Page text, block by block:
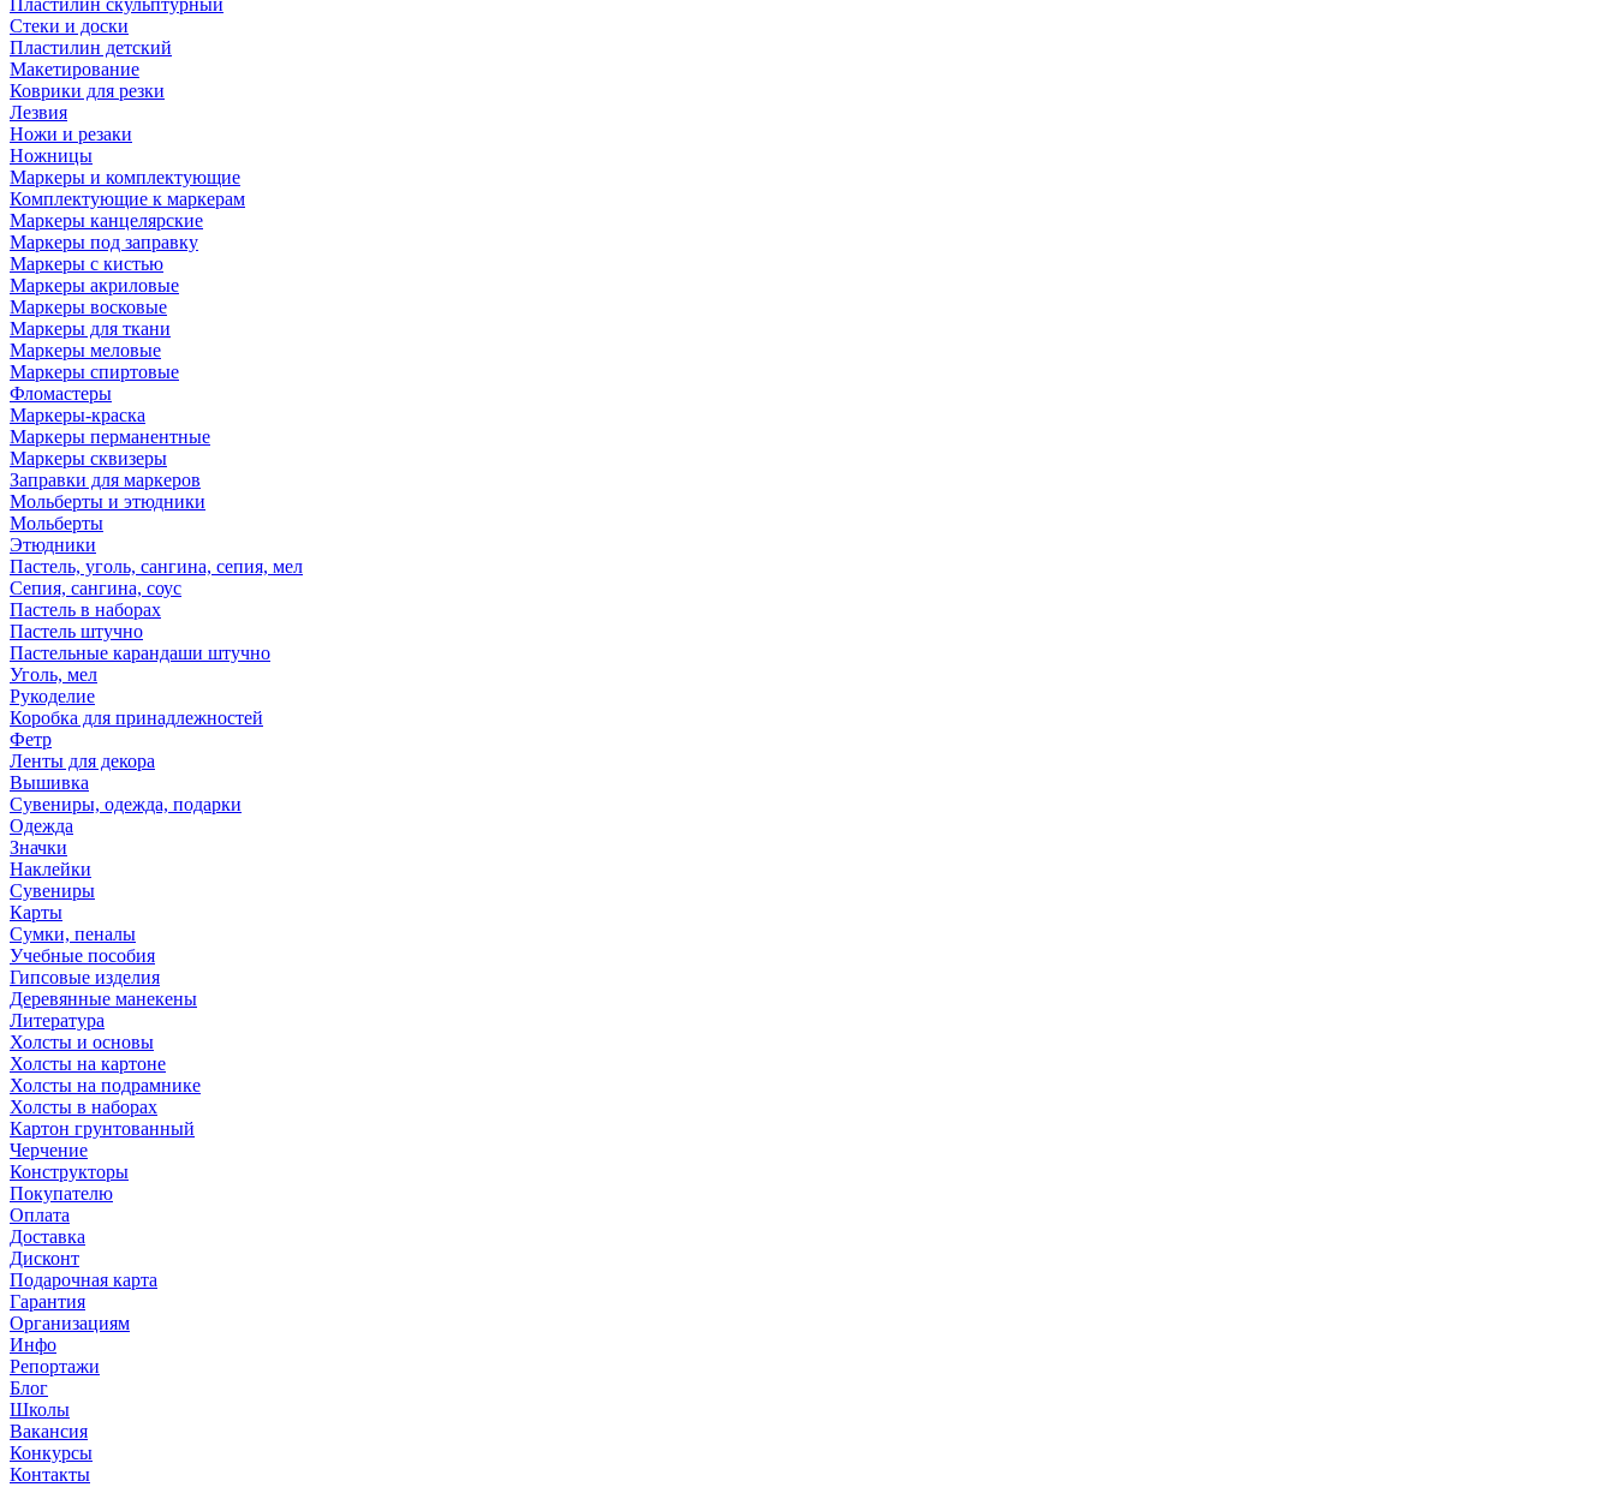
Пластилин скульптурный
Стеки и доски
Пластилин детский
Макетирование
Коврики для резки
Лезвия
Ножи и резаки
Ножницы
Маркеры и комплектующие
Комплектующие к маркерам
Маркеры канцелярские
Маркеры под заправку
Маркеры с кистью
Маркеры акриловые
Маркеры восковые
Маркеры для ткани
Маркеры меловые
Маркеры спиртовые
Фломастеры
Маркеры-краска
Маркеры перманентные
Маркеры сквизеры
Заправки для маркеров
Мольберты и этюдники
Мольберты
Этюдники
Пастель, уголь, сангина, сепия, мел
Сепия, сангина, соус
Пастель в наборах
Пастель штучно
Пастельные карандаши штучно
Уголь, мел
Рукоделие
Коробка для принадлежностей
Фетр
Ленты для декора
Вышивка
Сувениры, одежда, подарки
Одежда
Значки
Наклейки
Сувениры
Карты
Сумки, пеналы
Учебные пособия
Гипсовые изделия
Деревянные манекены
Литература
Холсты и основы
Холсты на картоне
Холсты на подрамнике
Холсты в наборах
Картон грунтованный
Черчение
Конструкторы
Покупателю
Оплата
Доставка
Дисконт
Подарочная карта
Гарантия
Организациям
Инфо
Репортажи
Блог
Школы
Вакансия
Конкурсы
Контакты